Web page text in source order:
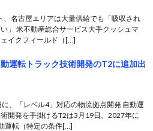
、名古屋エリアは大量供給でも「吸収され
」 米不動産総合サービス大手クッシュマ
イクフィールド（[…]
運転トラック技術開発のT2に追加出
に、「レベル4」対応の物流拠点開発 自動運
開発を手掛けるT2は3月19日、2027年に
運転（特定の条件[…]